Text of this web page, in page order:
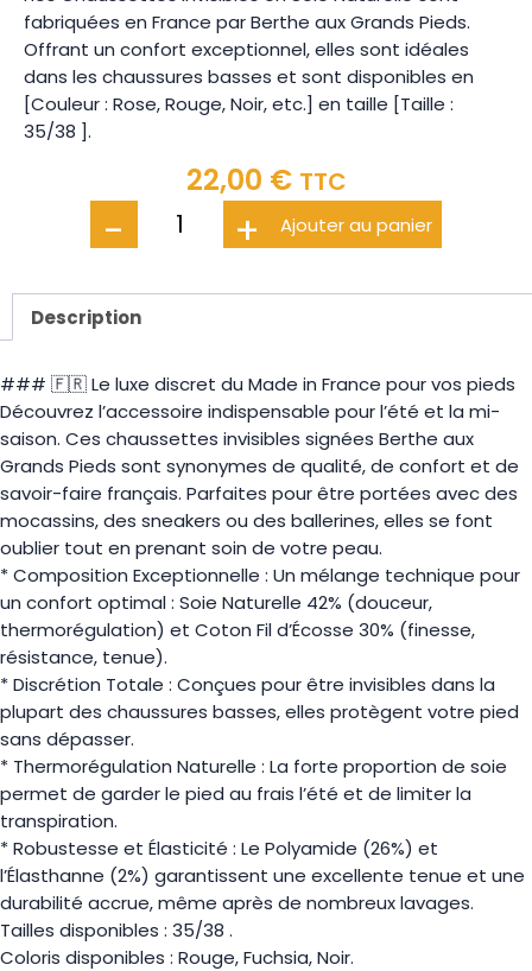
fabriquées en France par Berthe aux Grands Pieds.
Offrant un confort exceptionnel, elles sont idéales
dans les chaussures basses et sont disponibles en
[Couleur : Rose, Rouge, Noir, etc.] en taille [Taille :
35/38 ].
22,00 € TTC
- + Ajouter au panier
Description
### 🇫🇷 Le luxe discret du Made in France pour vos pieds
Découvrez l’accessoire indispensable pour l’été et la mi-
saison. Ces chaussettes invisibles signées Berthe aux
Grands Pieds sont synonymes de qualité, de confort et de
savoir-faire français. Parfaites pour être portées avec des
mocassins, des sneakers ou des ballerines, elles se font
oublier tout en prenant soin de votre peau.
* Composition Exceptionnelle : Un mélange technique pour
un confort optimal : Soie Naturelle 42% (douceur,
thermorégulation) et Coton Fil d’Écosse 30% (finesse,
résistance, tenue).
* Discrétion Totale : Conçues pour être invisibles dans la
plupart des chaussures basses, elles protègent votre pied
sans dépasser.
* Thermorégulation Naturelle : La forte proportion de soie
permet de garder le pied au frais l’été et de limiter la
transpiration.
* Robustesse et Élasticité : Le Polyamide (26%) et
l’Élasthanne (2%) garantissent une excellente tenue et une
durabilité accrue, même après de nombreux lavages.
Tailles disponibles : 35/38 .
Coloris disponibles : Rouge, Fuchsia, Noir.